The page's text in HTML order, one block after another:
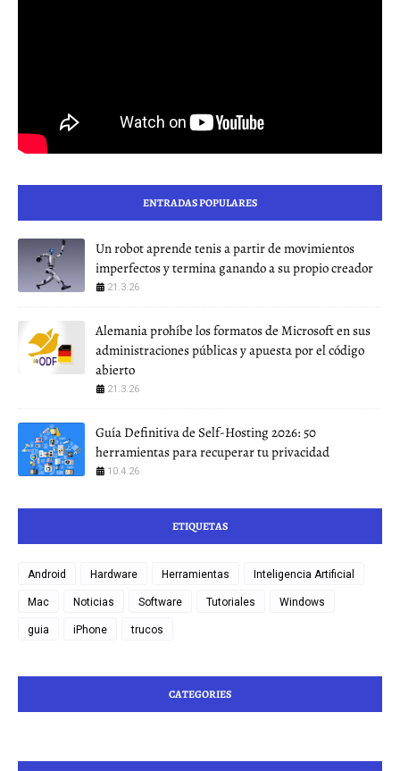
ENTRADAS POPULARES
Un robot aprende tenis a partir de movimientos
imperfectos y termina ganando a su propio creador
21.3.26
Alemania prohíbe los formatos de Microsoft en sus
administraciones públicas y apuesta por el código
abierto
21.3.26
Guía Definitiva de Self-Hosting 2026: 50
herramientas para recuperar tu privacidad
10.4.26
ETIQUETAS
Android Hardware Herramientas Inteligencia Artificial
Mac Noticias Software Tutoriales Windows
guia iPhone trucos
CATEGORIES